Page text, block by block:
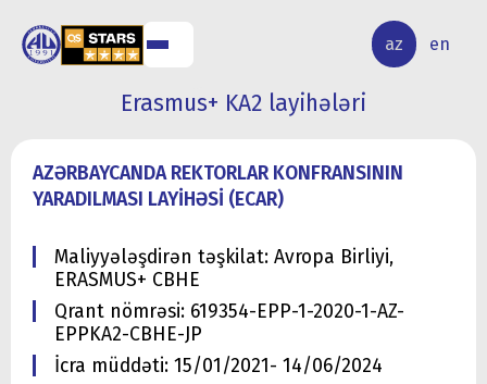
az en
ELMİ
TƏDQİQAT
Erasmus+ KA2 layihələri
AZƏRBAYCANDA REKTORLAR KONFRANSININ
YARADILMASI LAYİHƏSİ (ECAR)
Maliyyələşdirən təşkilat: Avropa Birliyi,
ERASMUS+ CBHE
Qrant nömrəsi: 619354-EPP-1-2020-1-AZ-
EPPKA2-CBHE-JP
İcra müddəti: 15/01/2021- 14/06/2024